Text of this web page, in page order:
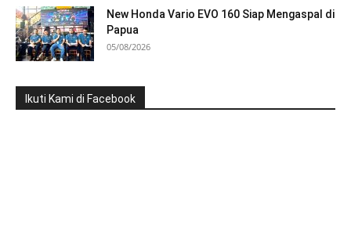
New Honda Vario EVO 160 Siap Mengaspal di
Papua
05/08/2026
Ikuti Kami di Facebook